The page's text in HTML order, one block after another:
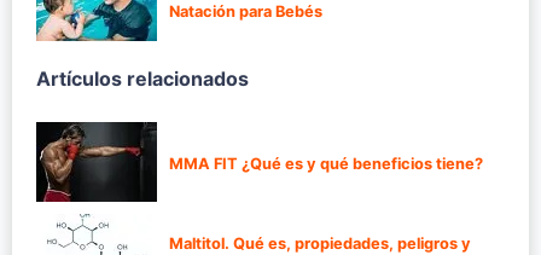
Natación para Bebés
Artículos relacionados
MMA FIT ¿Qué es y qué beneficios tiene?
Maltitol. Qué es, propiedades, peligros y